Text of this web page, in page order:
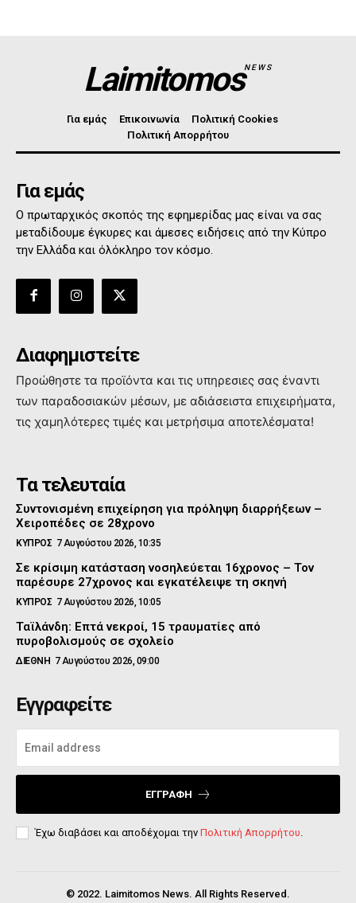
LaimitomosNEWS
Για εμάς Επικοινωνία
Πολιτική Cookies
Πολιτική Απορρήτου
Για εμάς
Ο πρωταρχικός σκοπός της εφημερίδας μας είναι να σας
μεταδίδουμε έγκυρες και άμεσες ειδήσεις από την Κύπρο
την Ελλάδα και όλόκληρο τον κόσμο.
Διαφημιστείτε
Προώθηστε τα προϊόντα και τις υπηρεσιες σας έναντι
των παραδοσιακών μέσων, με αδιάσειστα επιχειρήματα,
τις χαμηλότερες τιμές και μετρήσιμα αποτελέσματα!
Τα τελευταία
Συντονισμένη επιχείρηση για πρόληψη διαρρήξεων –
Χειροπέδες σε 28χρονο
ΚΥΠΡΟΣ 7 Αυγούστου 2026, 10:35
Σε κρίσιμη κατάσταση νοσηλεύεται 16χρονος – Τον
παρέσυρε 27χρονος και εγκατέλειψε τη σκηνή
ΚΥΠΡΟΣ 7 Αυγούστου 2026, 10:05
Ταϊλάνδη: Επτά νεκροί, 15 τραυματίες από
πυροβολισμούς σε σχολείο
ΔΙΕΘΝΗ 7 Αυγούστου 2026, 09:00
Εγγραφείτε
ΕΓΓΡΑΦΉ
Έχω διαβάσει και αποδέχομαι την Πολιτική Απορρήτου
© 2022. Laimitomos News. All Rights Reserved.